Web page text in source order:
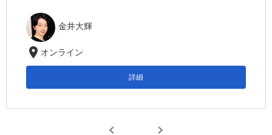
金井大輝
location_on オンライン
詳細
chevron_left chevron_right